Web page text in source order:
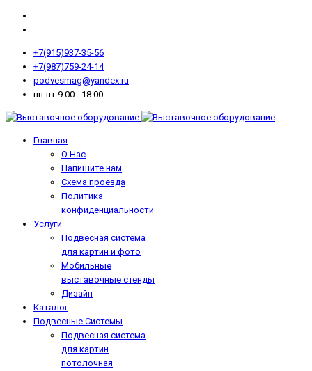
+7(915)937-35-56
+7(987)759-24-14
podvesmag@yandex.ru
пн-пт 9:00 - 18:00
Главная
О Нас
Напишите нам
Схема проезда
Политика
конфиденциальности
Услуги
Подвесная система
для картин и фото
Мобильные
выставочные стенды
Дизайн
Каталог
Подвесные Системы
Подвесная система
для картин
потолочная